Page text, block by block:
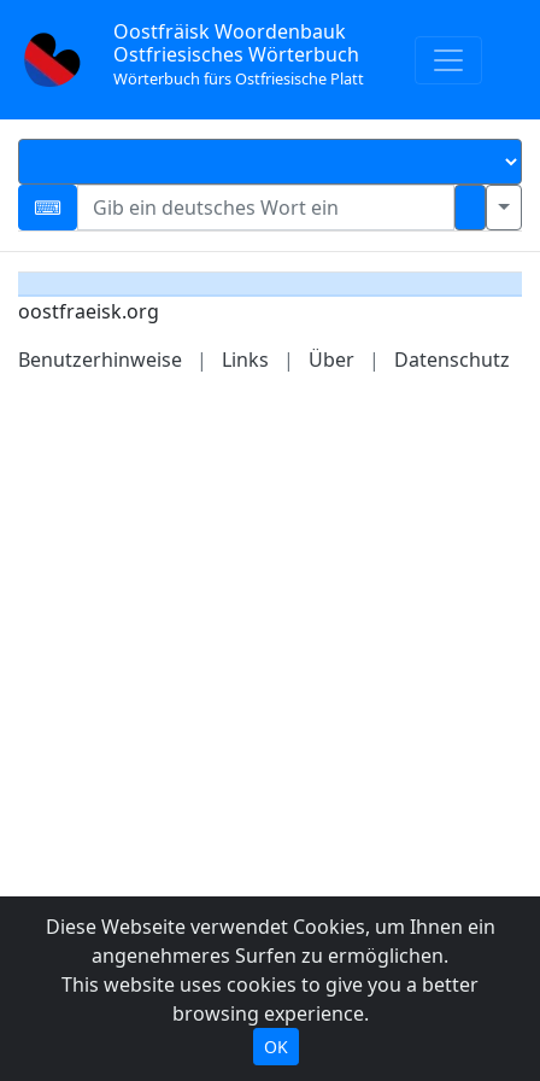
Oostfräisk Woordenbauk
Ostfriesisches Wörterbuch
Wörterbuch fürs Ostfriesische Platt
oostfraeisk.org
Benutzerhinweise
| Links | Über | Datenschutz
Diese Webseite verwendet Cookies, um Ihnen ein
angenehmeres Surfen zu ermöglichen.
This website uses cookies to give you a better
browsing experience.
OK